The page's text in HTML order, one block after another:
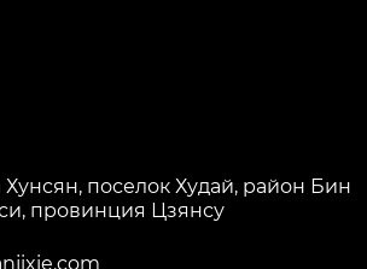
поселок Худай, район Бин
провинция Цзянсу